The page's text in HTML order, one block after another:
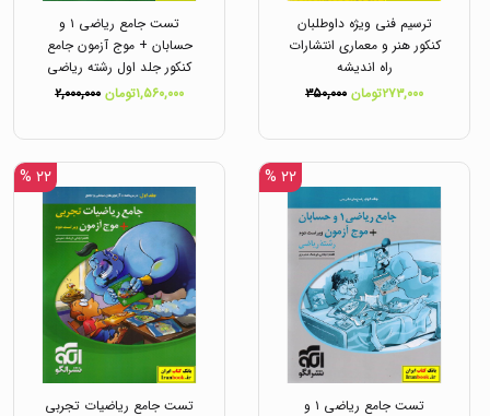
ترسیم فنی ویژه داوطلبان
کنکور هنر و معماری انتشارات
راه اندیشه
۲۷۳,۰۰۰تومان
۳۵۰,۰۰۰
تست جامع ریاضی ۱ و
حسابان + موج آزمون جامع
کنکور جلد اول رشته ریاضی
انتشارات الگو۱,۵۶۰,۰۰۰تومان ۲,۰۰۰,۰۰۰
۲۲ %
تست جامع ریاضی ۱ و
۲۲ %
تست جامع ریاضیات تجربی